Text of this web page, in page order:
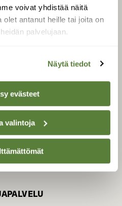
voivat yhdistää näitä
olet antanut heille tai joita on
palvelujaan.
Näytä tiedot
evästeet
valintoja
SUOMEN LUONNON­
SUOJELU­LIITTO
Suomen Luonto -lehden
luonnonsuojelu­liitto.